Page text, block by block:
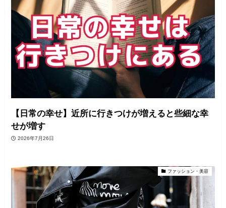
【日常の幸せ】近所に行きつけが増えると些細な幸
せが増す
2026年7月26日
ファッション・美容